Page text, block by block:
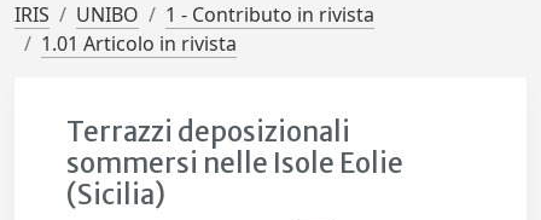
IRIS UNIBO
1 - Contributo in rivista
1.01 Articolo in rivista
Terrazzi deposizionali
sommersi nelle Isole Eolie
(Sicilia)